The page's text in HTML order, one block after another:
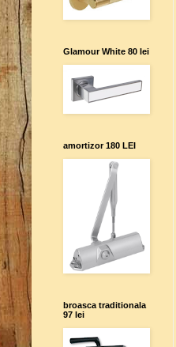
Glamour White 80 lei
amortizor 180 LEI
broasca traditionala
97 lei